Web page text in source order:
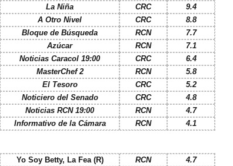
La Niña CRC
9.4
A Otro Nivel CRC
8.8
Bloque de Búsqueda RCN
7.7
Azúcar RCN
7.1
Noticias Caracol 19:00 CRC
6.4
MasterChef 2 RCN
5.8
El Tesoro CRC
5.2
Noticiero del Senado CRC
4.8
Noticias RCN 19:00 RCN
4.7
Informativo de la Cámara RCN 4.1
Yo Soy Betty, La Fea (R) RCN
4.7